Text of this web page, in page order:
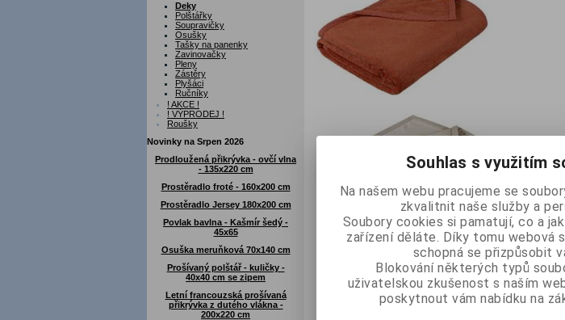
Deky
Polštářky
Soupravičky
Osušky
Tašky na panenky
Zavinovačky
Pleny
Zástěry
Plyšáci
Ručníky
! AKCE !
! VÝPRODEJ !
Roušky
Novinky na Srpen 2026
Prodloužená přikrývka - ovčí vlna
- 135x220 cm
Prostěradlo froté - 160x200 cm
Prostěradlo Jersey 180x200 cm
Povlak bavlna - Kašmír šedý -
45x65
Osuška meruňková 70x140 cm
Prošívaný polštář - kuličky -
40x40 cm se zipem
Letní francouzská prošívaná
přikrývka z dutého vlákna -
200x220 cm
Souhlas s využitím
Na našem webu pracujeme se
zkvalitnit naše služby a
Soubory cookies si pamatují, co a
zařízení děláte. Díky tomu webová
schopná se přizpůsobit
Blokování některých typů
uživatelskou zkušenost s naším
poskytnout vám nabídku na